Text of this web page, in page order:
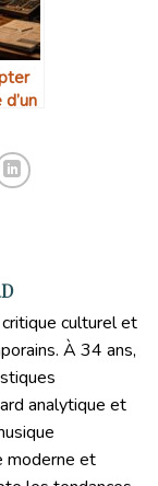
culturel et
À 34 ans,
analytique et
moderne et